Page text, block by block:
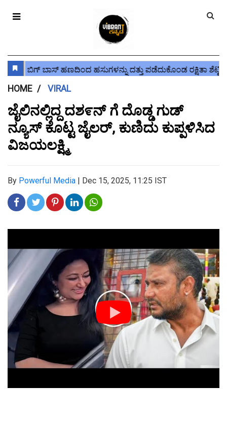
HOME VIRAL
ಜೈಲಿನಲ್ಲಿದ್ದ ದಶ೯ನ್ ಗೆ ದೊಡ್ಡ ಗುಡ್
ನ್ಯೂಸ್ ಕೊಟ್ಟ ಜೈಲರ್, ಕುಣಿದು ಕುಪ್ಪಳಿಸಿದ
ವಿಜಯಲಕ್ಷ್ಮಿ
By Powerful Media | Dec 15, 2025, 11:25 IST